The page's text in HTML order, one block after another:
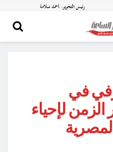
في
الزمن لإحياء